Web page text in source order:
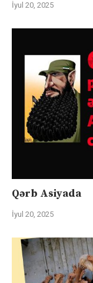
İyul 20, 2025
Qərb Asiyada
İyul 20, 2025